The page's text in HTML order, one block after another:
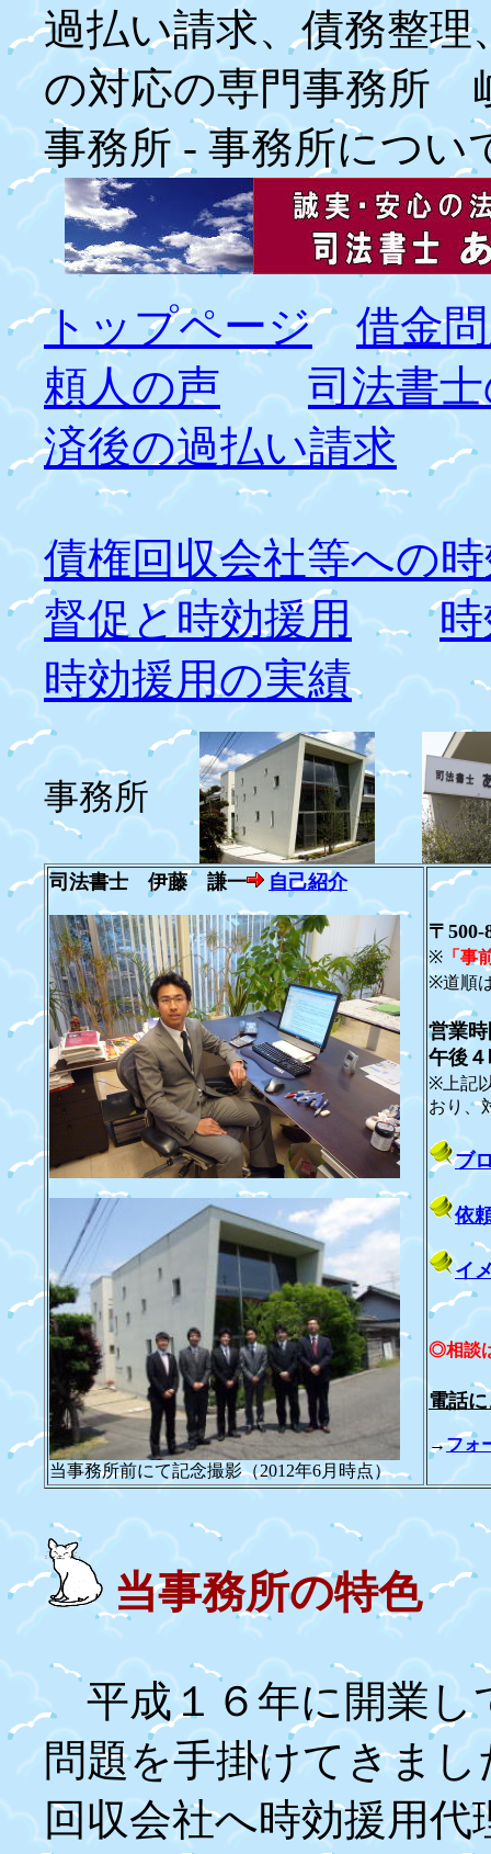
過払い請求、債務整
の対応の専門事務所
事務所 - 事務所につい
トップページ
借金
頼人の声
司法書
済後の過払い請求
債権回収会社等への
督促と時効援用
時効援用の実績
事務所
司法書士 伊藤 謙一 自己紹介
当事務所前にて記念撮影（2012年6月時点）
〒
※ 「事
※道順
営業
午後
※上記
おり、
ブ
依
イ
◎相談
電話
→フォ
当事務所の特色
平成１６年に開業し
問題を手掛けてきま
回収会社へ時効援用